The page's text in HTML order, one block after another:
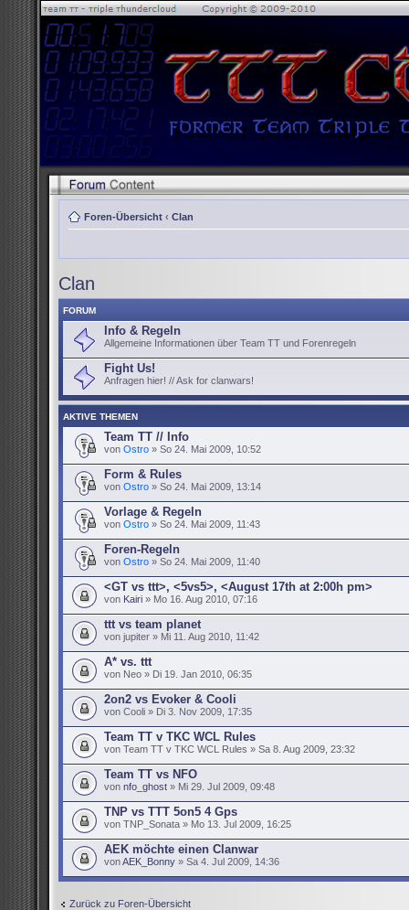
Foren-Übersicht ‹ Clan
Clan
FORUM
Info & Regeln
Allgemeine Informationen über Team TT und Forenregeln
Fight Us!
Anfragen hier! // Ask for clanwars!
AKTIVE THEMEN
Team TT // Info
von Ostro » So 24. Mai 2009, 10:52
Form & Rules
von Ostro » So 24. Mai 2009, 13:14
Vorlage & Regeln
von Ostro » So 24. Mai 2009, 11:43
Foren-Regeln
von Ostro » So 24. Mai 2009, 11:40
<GT vs ttt>, <5vs5>, <August 17th at 2:00h pm>
von Kairi » Mo 16. Aug 2010, 07:16
ttt vs team planet
von jupiter » Mi 11. Aug 2010, 11:42
A* vs. ttt
von Neo » Di 19. Jan 2010, 06:35
2on2 vs Evoker & Cooli
von Cooli » Di 3. Nov 2009, 17:35
Team TT v TKC WCL Rules
von Team TT v TKC WCL Rules » Sa 8. Aug 2009, 23:32
Team TT vs NFO
von nfo_ghost » Mi 29. Jul 2009, 09:48
TNP vs TTT 5on5 4 Gps
von TNP_Sonata » Mo 13. Jul 2009, 16:25
AEK möchte einen Clanwar
vonAEK_Bonny » Sa 4. Jul 2009, 14:36
Zurück zu Foren-Übersicht